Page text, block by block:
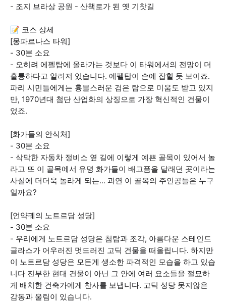
- 조지 브라상 공원 - 산책로가 된 옛 기찻길
📝 코스 상세
[몽파르나스 타워]
- 30분 소요
- 오히려 에펠탑에 올라가는 것보다 이 타워에서의 전망이 더
훌륭하다고 알려져 있습니다. 에펠탑이 손에 잡힐 듯 보이죠.
파리 시민들에게는 흉물스러운 검은 탑으로 미움도 받고 있지
만, 1970년대 첨단 산업화의 상징으로 가장 혁신적인 건물이
었죠.
[화가들의 안식처]
- 30분 소요
- 삭막한 자동차 정비소 옆 길에 이렇게 예쁜 골목이 있어서 놀
라고 또 이 골목에서 유명 화가들이 배고픔을 달래던 곳이라는
사실에 더더욱 놀라게 되는... 과연 이 골목의 주인공들은 누구
일까요?
[언약궤의 노트르담 성당]
- 30분 소요
- 우리에게 노트르담 성당은 첨탑과 조각, 아름다운 스테인드
글라스가 어우러진 멋드러진 고딕 건물을 떠올립니다. 하지만
이 노트르담 성당은 모든게 생소한 파격적인 모습을 하고 있습
니다 진부한 현대 건물이 아닌 그 안에 여러 요소들을 절묘하
게 배치한 건축가에게 찬사를 보냅니다. 고딕 성당 못지않은
감동과 울림이 있습니다.